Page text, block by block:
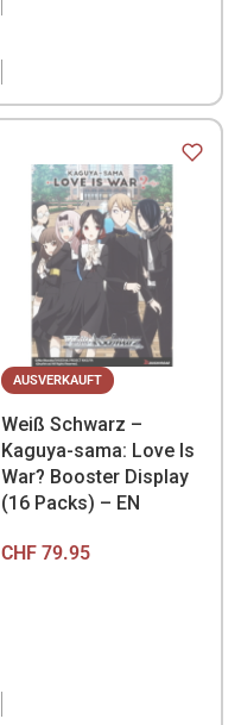
AUSVERKAUFT
Weiß Schwarz –
Kaguya-sama: Love Is
War? Booster Display
(16 Packs) – EN
CHF79.95